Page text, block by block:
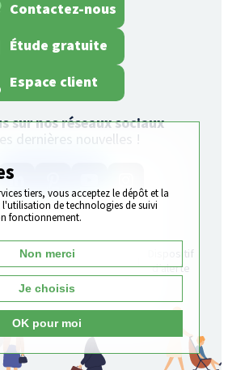
sur nos réseaux sociaux
dernières nouvelles !
Contactez-nous
Étude gratuite
Espace client
de
du
site
cookies
Dispositif
d’alerte
tiers, vous acceptez le dépôt et la
de technologies de suivi
fonctionnement.
Non merci
Je choisis
OK pour moi